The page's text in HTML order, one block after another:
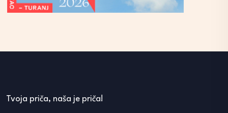
Tvoja priča, naša je priča!